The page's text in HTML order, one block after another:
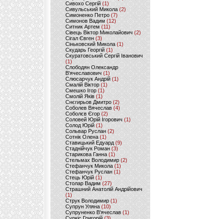
Сивохо Сергій(1)
Сивульський Микола(2)
Симоненко Петро(7)
Симонов Вадим (12)
Ситник Артем(11)
Сівець Віктор Миколайович(2)
Сігал Євген (3)
Сіньковский Микола(1)
Скударь Георгій (1)
Скуратовський Сергій Іванович
(1)
Слободян Олександр
В'ячеславович(1)
Слюсарчук Андрій(1)
Смалій Віктор (1)
Смешко Ігор (1)
Смолій Яків (1)
Снєгирьов Дмитро (2)
Соболев Вячеслав (4)
Соболєв Єгор(2)
Соловей Юрій Ігорович (1)
Солод Юрій (1)
Сольвар Руслан (2)
Сотнік Олена(1)
Ставицький Едуард (9)
Стаднійчук Роман(3)
Старикова Ганна (1)
Стельмах Володимир(2)
Стефанчук Микола (1)
Стефанчук Руслан (1)
Стець Юрій (1)
Столар Вадим(27)
Страшний Анатолій Андрійович
(1)
Струк Володимир (1)
Супрун Уляна (10)
Супруненко В'ячеслав (1)